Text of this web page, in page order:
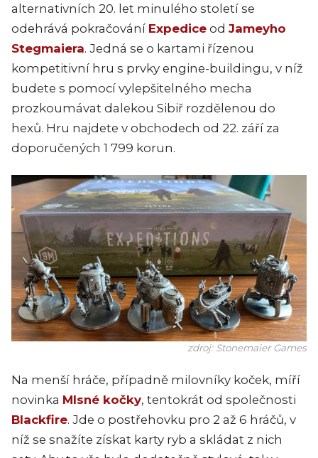
alternativních 20. let minulého století se
odehrává pokračování Expedice od Jameyho
Stegmaiera. Jedná se o kartami řízenou
kompetitivní hru s prvky engine-buildingu, v níž
budete s pomocí vylepšitelného mecha
prozkoumávat dalekou Sibiř rozdělenou do
hexů. Hru najdete v obchodech od 22. září za
doporučených 1 799 korun.
zdroj: Stonemaier Games
Na menší hráče, případně milovníky koček, míří
novinka Mlsné kočky, tentokrát od společnosti
Blackfire. Jde o postřehovku pro 2 až 6 hráčů, v
níž se snažíte získat karty ryb a skládat z nich